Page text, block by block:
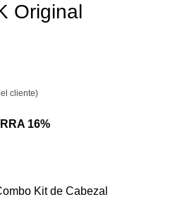
Original
cliente)
16%
Kit de Cabezal